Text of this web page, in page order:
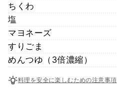
ちくわ
塩
マヨネーズ
すりごま
めんつゆ（3倍濃縮）
料理を安全に楽しむための注意事項